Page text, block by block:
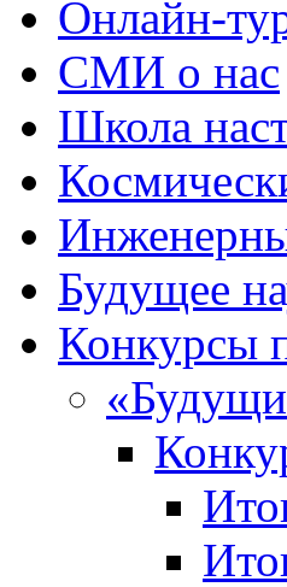
Онлайн-
СМИ о нас
Школа
Будущее
Конкурсы